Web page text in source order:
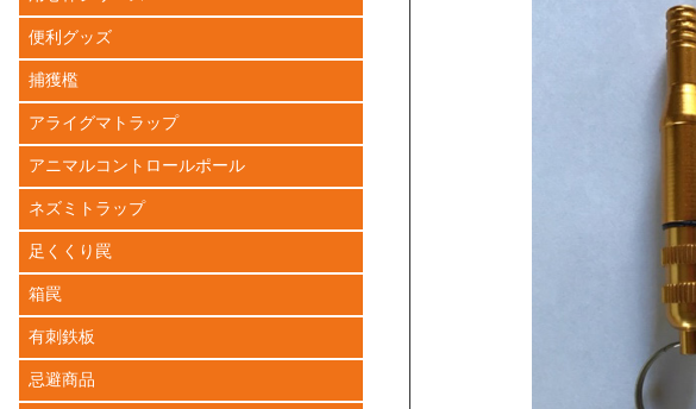
便利グッズ
捕獲檻
アライグマトラップ
アニマルコントロールポール
ネズミトラップ
足くくり罠
箱罠
有刺鉄板
忌避商品